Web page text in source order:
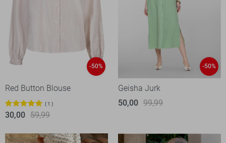
-50%
Red Button Blouse
1
30,00 59,99
-50%
Geisha Jurk
50,00 99,99